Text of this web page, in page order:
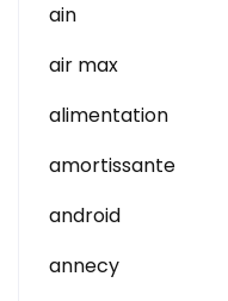
ain
air max
alimentation
amortissante
android
annecy